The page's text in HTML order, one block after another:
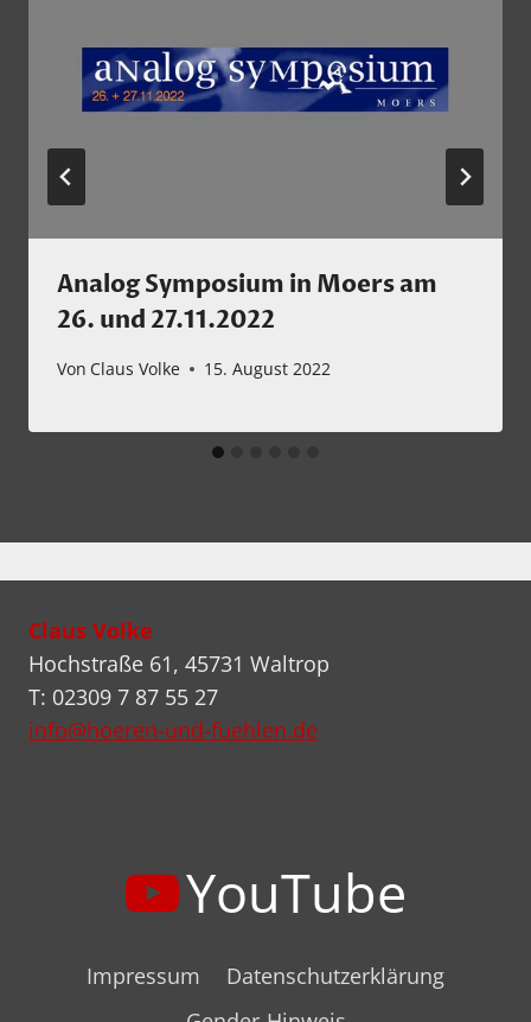
Analog Symposium in Moers am
26. und 27.11.2022
Von Claus Volke 15. August 2022
Claus Volke
Hochstraße 61, 45731 Waltrop
T: 02309 7 87 55 27
info@hoeren-und-fuehlen.de
YouTube
Impressum
Datenschutzerklärung